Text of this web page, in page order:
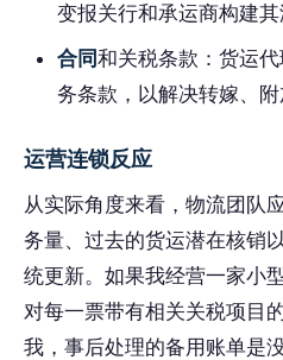
变报关行和承运商构建其
合同和关税条款：货运
务条款，以解决转嫁、附
运营连锁反应
从实际角度来看，物流团队
务量、过去的货运潜在核销
统更新。如果我经营一家小
对每一票带有相关关税项
我，事后处理的备用账单是